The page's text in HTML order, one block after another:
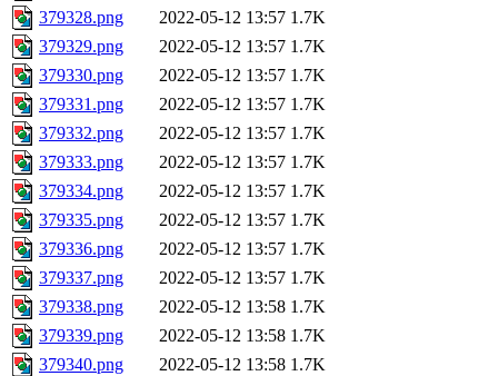
379328.png
2022-05-12 13:57 1.7K
379329.png
2022-05-12 13:57 1.7K
379330.png
2022-05-12 13:57 1.7K
379331.png
2022-05-12 13:57 1.7K
379332.png
2022-05-12 13:57 1.7K
379333.png
2022-05-12 13:57 1.7K
379334.png
2022-05-12 13:57 1.7K
379335.png
2022-05-12 13:57 1.7K
379336.png
2022-05-12 13:57 1.7K
379337.png
2022-05-12 13:57 1.7K
379338.png
2022-05-12 13:58 1.7K
379339.png
2022-05-12 13:58 1.7K
379340.png
2022-05-12 13:58 1.7K